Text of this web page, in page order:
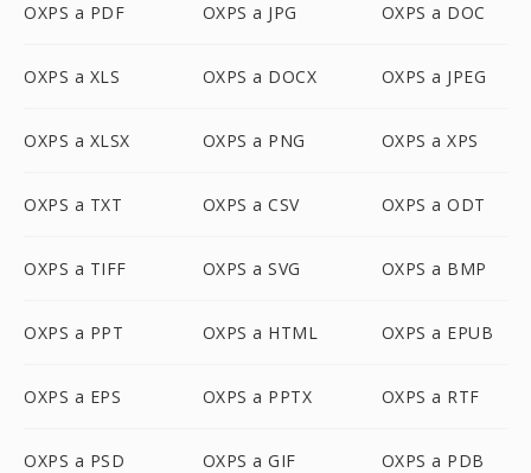
OXPS a PDF OXPS a JPG OXPS a DOC
OXPS a XLS OXPS a DOCX OXPS a JPEG
OXPS a XLSX OXPS a PNG OXPS a XPS
OXPS a TXT OXPS a CSV OXPS a ODT
OXPS a TIFF OXPS a SVG OXPS a BMP
OXPS a PPT OXPS a HTML OXPS a EPUB
OXPS a EPS OXPS a PPTX OXPS a RTF
OXPS a PSD OXPS a GIF OXPS a PDB